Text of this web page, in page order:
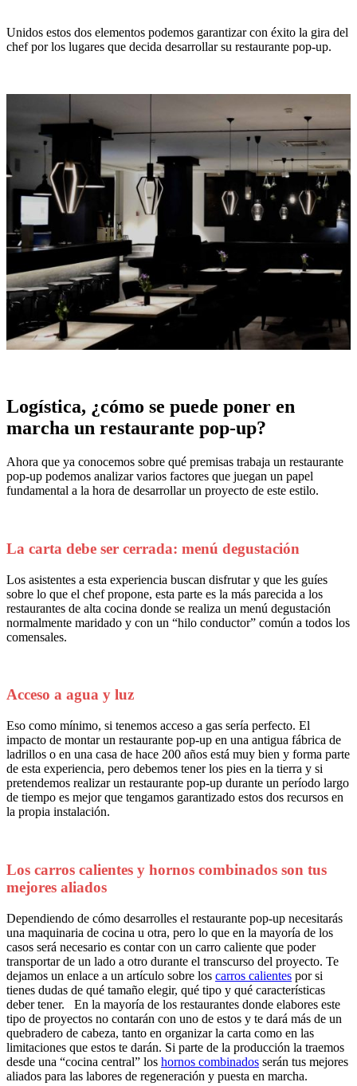
Unidos estos dos elementos podemos garantizar con éxito la gira del
chef por los lugares que decida desarrollar su restaurante pop-up.
Logística, ¿cómo se puede poner en
marcha un restaurante pop-up?
Ahora que ya conocemos sobre qué premisas trabaja un restaurante
pop-up podemos analizar varios factores que juegan un papel
fundamental a la hora de desarrollar un proyecto de este estilo.
La carta debe ser cerrada: menú degustación
Los asistentes a esta experiencia buscan disfrutar y que les guíes
sobre lo que el chef propone, esta parte es la más parecida a los
restaurantes de alta cocina donde se realiza un menú degustación
normalmente maridado y con un “hilo conductor” común a todos los
comensales.
Acceso a agua y luz
Eso como mínimo, si tenemos acceso a gas sería perfecto. El
impacto de montar un restaurante pop-up en una antigua fábrica de
ladrillos o en una casa de hace 200 años está muy bien y forma parte
de esta experiencia, pero debemos tener los pies en la tierra y si
pretendemos realizar un restaurante pop-up durante un período largo
de tiempo es mejor que tengamos garantizado estos dos recursos en
la propia instalación.
Los carros calientes y hornos combinados son tus
mejores aliados
Dependiendo de cómo desarrolles el restaurante pop-up necesitarás
una maquinaria de cocina u otra, pero lo que en la mayoría de los
casos será necesario es contar con un carro caliente que poder
transportar de un lado a otro durante el transcurso del proyecto. Te
dejamos un enlace a un artículo sobre los carros calientes por si
tienes dudas de qué tamaño elegir, qué tipo y qué características
deber tener. En la mayoría de los restaurantes donde elabores este
tipo de proyectos no contarán con uno de estos y te dará más de un
quebradero de cabeza, tanto en organizar la carta como en las
limitaciones que estos te darán. Si parte de la producción la traemos
desde una “cocina central” los hornos combinados serán tus mejores
aliados para las labores de regeneración y puesta en marcha.